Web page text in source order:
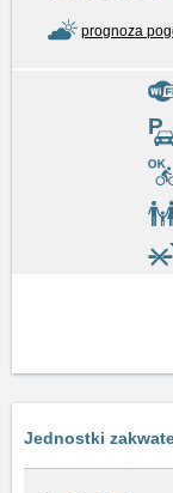
prognoza
Jednostki